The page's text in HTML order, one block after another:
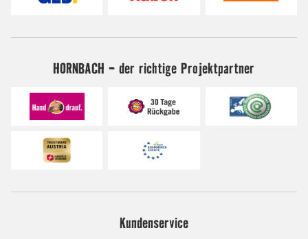
HORNBACH - der richtige Projektpartner
Kundenservice